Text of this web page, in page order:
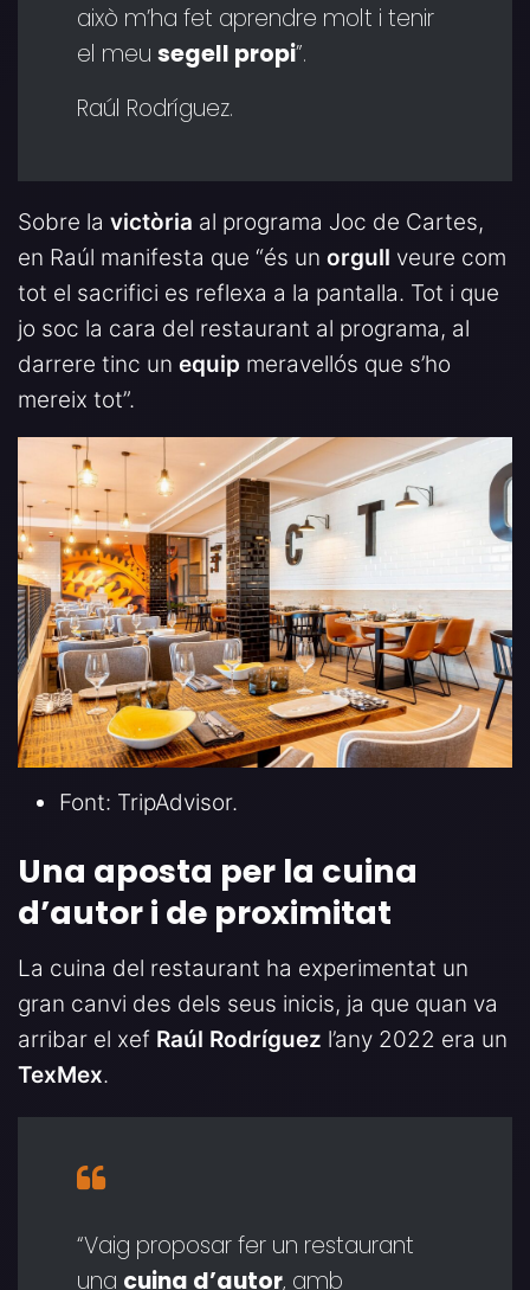
això m’ha fet aprendre molt i tenir
el meu segell propi”.
Raúl Rodríguez.
Sobre la victòria al programa Joc de Cartes,
en Raúl manifesta que “és un orgull veure com
tot el sacrifici es reflexa a la pantalla. Tot i que
jo soc la cara del restaurant al programa, al
darrere tinc un equip meravellós que s’ho
mereix tot”.
Font: TripAdvisor.
Una aposta per la cuina
d’autor i de proximitat
La cuina del restaurant ha experimentat un
gran canvi des dels seus inicis, ja que quan va
arribar el xef Raúl Rodríguez l’any 2022 era un
TexMex.
“Vaig proposar fer un restaurant
una cuina d’autor, amb